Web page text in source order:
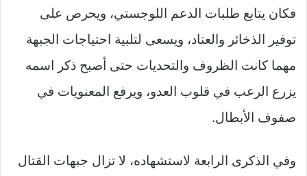
فكان يتابع طلبات الدعم اللوجستي، ويحرص على
توفير الذخائر والعتاد، ويسعى لتلبية احتياجات الجبهة
مهما كانت الظروف والتحديات حتى أصبح ذكر اسمه
يزرع الرعب في قلوب العدو، ويرفع المعنويات في
صفوف الأبطال.
وفي الذكرى الرابعة لاستشهاده، لا تزال جبهات القتال